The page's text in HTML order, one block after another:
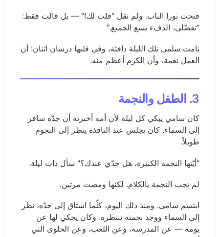
فتحت نورا الباب. ولم تقل "قلت لك!" — بل قالت فقط:
"تفضّلي، الدفء يسع الجميع."
نامت سلمى تلك الليلة دافئة، وفي قلبها درسان اثنان: أن
العمل نعمة، وأن الكرم أعظم منه.
3. الطفل والنجمة
كان سامي يبكي كل ليلة لأن أمه أخبرته أن جدّه سافر
إلى السماء. كان يجلس عند النافذة ينظر إلى النجوم
طويلاً.
"أيّتها النجمة الكبيرة، هل جدّي عندك؟" سأل ذات ليلة.
لم تجب النجمة بالكلام. لكنها ومضت مرتين.
ابتسم سامي. ومنذ ذلك اليوم، كلّما اشتاق إلى جدّه، نظر
إلى السماء ووجد نجمته تنتظره. وكان يحكي لها عن
يومه — عن المدرسة، وعن اللعب، وعن الحلوى التي